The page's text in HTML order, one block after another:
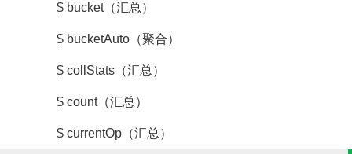
$ bucket（汇总）
$ bucketAuto（聚合）
$ collStats（汇总）
$ count（汇总）
$ currentOp（汇总）